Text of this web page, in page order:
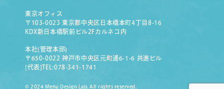
東京オフィス
〒103-0023 東京都中央区日本橋本町4丁目8-16
KDX新日本橋駅前ビル2Fカルネコ内
本社(管理本部)
〒650-0022 神戸市中央区元町通6-1-6 共進ビル
[代表]TEL:078-341-1741
© 2024 Menu Design Lab. All rights reserved.